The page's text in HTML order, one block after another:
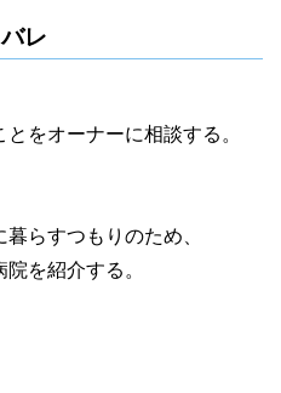
レ
をオーナーに相談する。
らすつもりのため、
を紹介する。